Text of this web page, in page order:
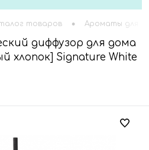
товаров • Ароматы для
диффузор для дома
хлопок] Signature White